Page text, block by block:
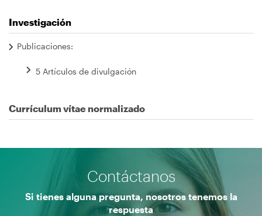
Investigación
Publicaciones:
5 Artículos de divulgación
Currículum vítae normalizado
Contáctanos
Si tienes alguna pregunta, nosotros tenemos la
respuesta